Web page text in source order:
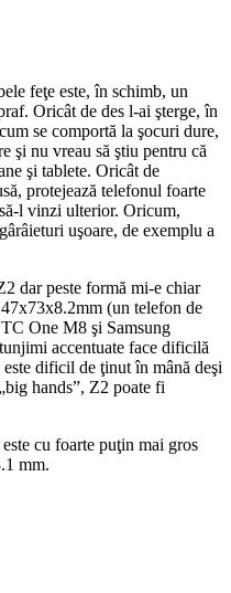
feţe este, în schimb, un
Oricât de des l-ai şterge, în
se comportă la şocuri dure,
şi nu vreau să ştiu pentru că
şi tablete. Oricât de
protejează telefonul foarte
l vinzi ulterior. Oricum,
uşoare, de exemplu a
dar peste formă mi-e chiar
(un telefon de
One M8 şi Samsung
accentuate face dificilă
dificil de ţinut în mână deşi
hands”, Z2 poate fi
cu foarte puţin mai gros
mm.